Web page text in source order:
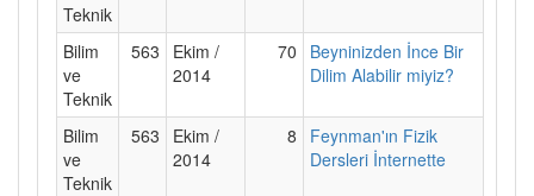
Teknik
Bilim
ve
Teknik
563
Ekim /
2014
70
Beyninizden İnce Bir
Dilim Alabilir miyiz?
Bilim
ve
Teknik
563
Ekim /
2014
8
Feynman'ın Fizik
Dersleri İnternette